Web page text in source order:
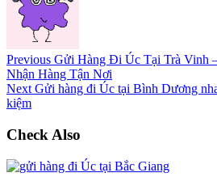
Previous Gửi Hàng Đi Úc Tại Trà Vinh
Nhận Hàng Tận Nơi
Next Gửi hàng đi Úc tại Bình Dương
kiệm
Check Also